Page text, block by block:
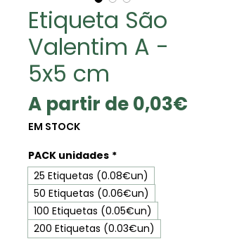
Etiqueta São
Valentim A -
5x5 cm
A partir de0,03€
EM STOCK
PACK unidades *
25 Etiquetas (0.08€un)
50 Etiquetas (0.06€un)
100 Etiquetas (0.05€un)
200 Etiquetas (0.03€un)